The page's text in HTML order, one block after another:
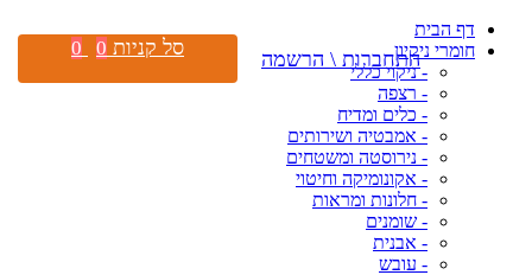
דף הבית
חומרי ניקיון
- ניקוי כללי
- רצפה
- כלים ומדיח
- אמבטיה ושירותים
- נירוסטה ומשטחים
- אקונומיקה וחיטוי
- חלונות ומראות
- שומנים
- אבנית
- עובש
התחברות \ הרשמה סל קניות 0
0